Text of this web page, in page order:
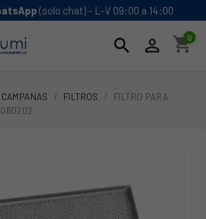
(solo chat) - L-V 09:00 a 14:00
search  shopping_cart
0
FILTROS
FILTRO PARA